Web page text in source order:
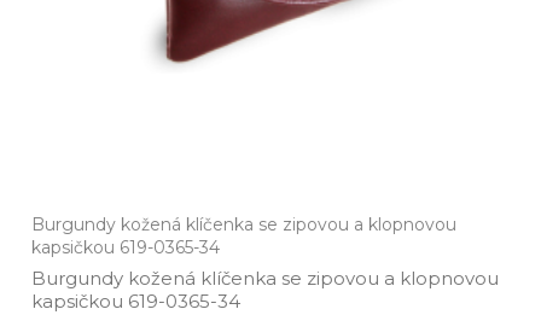
Burgundy kožená klíčenka se zipovou a klopnovou
kapsičkou 619-0365-34
Burgundy kožená klíčenka se zipovou a klopnovou
kapsičkou 619­-0365­-34